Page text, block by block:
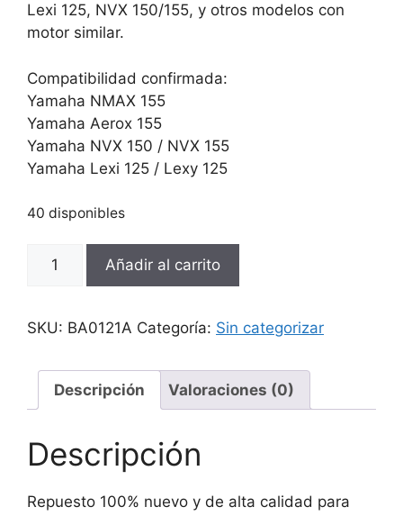
Lexi 125, NVX 150/155, y otros modelos con
motor similar.
Compatibilidad confirmada:
Yamaha NMAX 155
Yamaha Aerox 155
Yamaha NVX 150 / NVX 155
Yamaha Lexi 125 / Lexy 125
40 disponibles
Sensor
Cigüeñal
Ckp
Yamaha
Aerox
Nvx
Añadir al carrito
SKU: BA0121A Categoría: Sin categorizar
Descripción Valoraciones (0)
Descripción
Repuesto 100% nuevo y de alta calidad para